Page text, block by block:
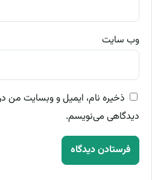
وب‌ سایت
ذخیره نام، ایمیل و وبسایت من در
دیدگاهی می‌نویسم.